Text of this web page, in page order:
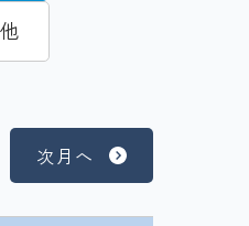
次月へ